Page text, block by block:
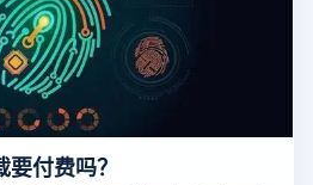
付费吗？